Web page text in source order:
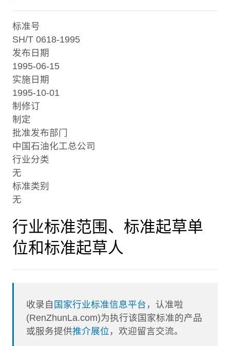
标准号
SH/T 0618-1995
发布日期
1995-06-15
实施日期
1995-10-01
制修订
制定
批准发布部门
中国石油化工总公司
行业分类
无
标准类别
无
行业标准范围、标准起草单
位和标准起草人
收录自 国家行业标准信息平台 ，认准啦
(RenZhunLa.com)为执行该国家标准的产品
或服务提供推介展位 ，欢迎留言交流。